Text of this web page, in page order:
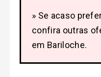
» Se acaso
confira outras
em Bariloche.